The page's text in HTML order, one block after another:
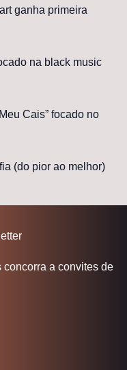
ganha primeira
na black music
Cais” focado no
(do pior ao melhor)
a convites de